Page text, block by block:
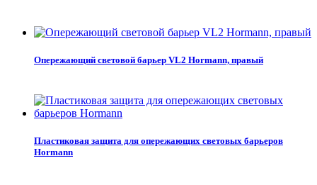
Опережающий световой барьер VL2 Hormann, правый
Пластиковая защита для опережающих световых барьеров
Hormann